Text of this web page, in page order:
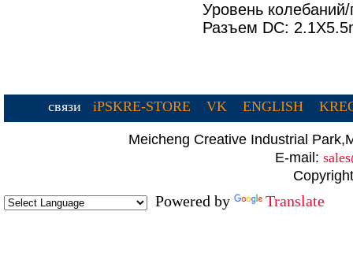
Уровень
Разъем DC:
связи iPSKRE-STORE VK ENGLISH
Meicheng Creative Industrial
E-mail:
Powered by Translate